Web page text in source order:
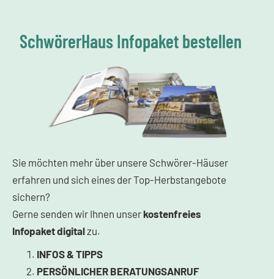
SchwörerHaus Infopaket bestellen
Sie möchten mehr über unsere Schwörer-Häuser
erfahren und sich eines der Top-Herbstangebote
sichern?
Gerne senden wir Ihnen unser kostenfreies
Infopaketdigitalzu.
INFOS & TIPPS
PERSÖNLICHER BERATUNGSANRUF